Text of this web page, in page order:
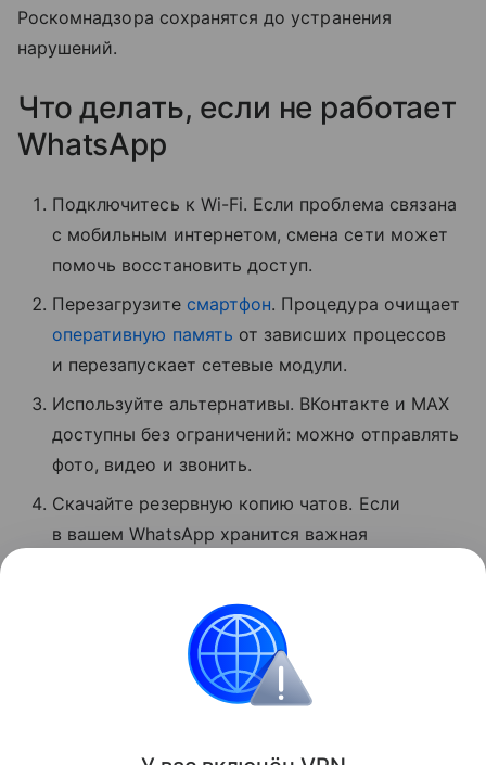
Роскомнадзора сохранятся до устранения
нарушений.
Что делать, если не работает
WhatsApp
Подключитесь к Wi-Fi. Если проблема связана
с мобильным интернетом, смена сети может
помочь восстановить доступ.
Перезагрузите смартфон. Процедура очищает
оперативную память от зависших процессов
и перезапускает сетевые модули.
Используйте альтернативы. ВКонтакте и MAX
доступны без ограничений: можно отправлять
фото, видео и звонить.
Скачайте резервную копию чатов. Если
в вашем WhatsApp хранится важная
Поделиться